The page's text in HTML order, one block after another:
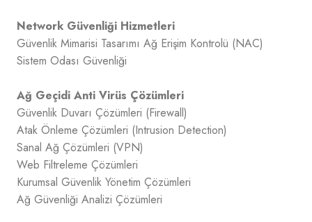
Network Güvenliği Hizmetleri
Güvenlik Mimarisi Tasarımı Ağ Erişim Kontrolü (NAC)
Sistem Odası Güvenliği
Ağ Geçidi Anti Virüs Çözümleri
Güvenlik Duvarı Çözümleri (Firewall)
Atak Önleme Çözümleri (Intrusion Detection)
Sanal Ağ Çözümleri (VPN)
Web Filtreleme Çözümleri
Kurumsal Güvenlik Yönetim Çözümleri
Ağ Güvenliği Analizi Çözümleri